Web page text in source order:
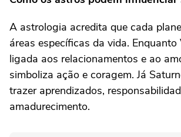
A astrologia acredita que cada
áreas específicas da vida. Enquanto
ligada aos relacionamentos e ao
simboliza ação e coragem. Já
trazer aprendizados,
amadurecimento.